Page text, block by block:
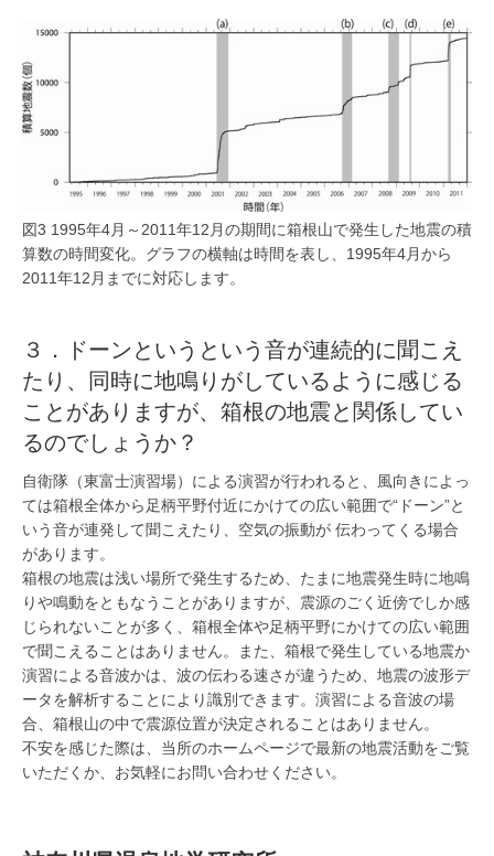
図3 1995年4月～2011年12月の期間に箱根山で発生した地震の積
算数の時間変化。グラフの横軸は時間を表し、1995年4月から
2011年12月までに対応します。
３．ドーンというという音が連続的に聞こえ
たり、同時に地鳴りがしているように感じる
ことがありますが、箱根の地震と関係してい
るのでしょうか？
自衛隊（東富士演習場）による演習が行われると、風向きによっ
ては箱根全体から足柄平野付近にかけての広い範囲で“ドーン”と
いう音が連発して聞こえたり、空気の振動が 伝わってくる場合
があります。
箱根の地震は浅い場所で発生するため、たまに地震発生時に地鳴
りや鳴動をともなうことがありますが、震源のごく近傍でしか感
じられないことが多く、箱根全体や足柄平野にかけての広い範囲
で聞こえることはありません。また、箱根で発生している地震か
演習による音波かは、波の伝わる速さが違うため、地震の波形デ
ータを解析することにより識別できます。演習による音波の場
合、箱根山の中で震源位置が決定されることはありません。
不安を感じた際は、当所のホームページで最新の地震活動をご覧
いただくか、お気軽にお問い合わせください。